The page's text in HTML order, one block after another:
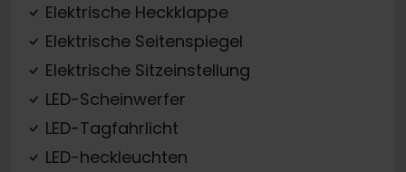
Elektrische Heckklappe
Elektrische Seitenspiegel
Elektrische Sitzeinstellung
LED-Scheinwerfer
LED-Tagfahrlicht
LED-heckleuchten